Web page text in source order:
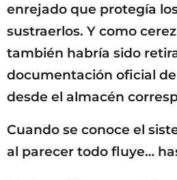
enrejado que protegía
sustraerlos. Y como
también habría sido
documentación oficial
desde el almacén
Cuando se conoce el
al parecer todo fluye…